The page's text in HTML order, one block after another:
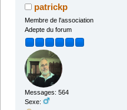
patrickp
Membre de l'association
Adepte du forum
Messages: 564
Sexe: